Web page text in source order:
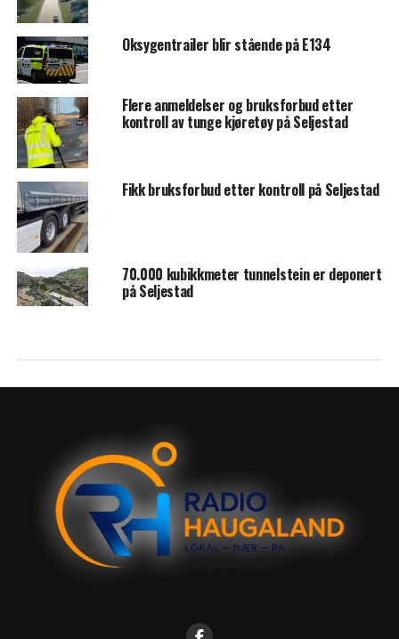
Oksygentrailer blir stående på E134
Flere anmeldelser og bruksforbud etter
kontroll av tunge kjøretøy på Seljestad
Fikk bruksforbud etter kontroll på Seljestad
70.000 kubikkmeter tunnelstein er deponert
på Seljestad